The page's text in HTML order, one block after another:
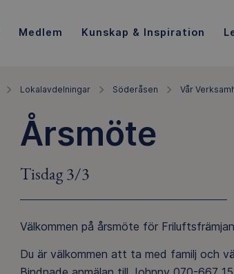
Medlem Kunskap & Inspiration
Lokalavdelningar Söderåsen Vår
Årsmöte
Tisdag 3/3
Välkommen på årsmöte för
Du är välkommen att ta med familj och